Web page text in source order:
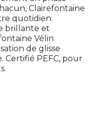
Clairefontaine
quotidien.
brillante et
Vélin
de glisse
Certifié PEFC, pour